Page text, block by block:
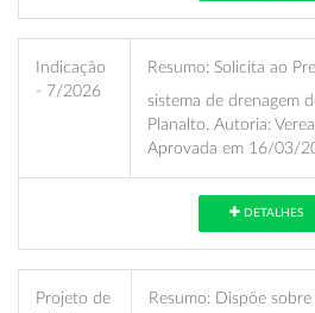
Indicação
- 7/2026
Resumo: Solicita ao
sistema de drenagem
Planalto. Autoria:
Aprovada em 16/03/
DETALHES
Projeto de
Resumo: Dispõe